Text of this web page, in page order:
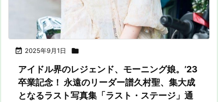
 2025年9月1日 
アイドル界のレジェンド、モーニング娘。’23
卒業記念！ 永遠のリーダー譜久村聖、集大成
となるラスト写真集「ラスト・ステージ」通